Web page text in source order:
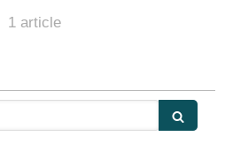
1 article